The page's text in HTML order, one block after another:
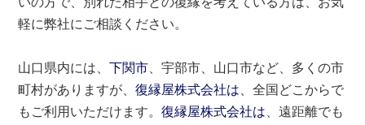
軽に弊社にご相談ください。
山口県内には、下関市 、宇部市、山口市など、多くの市
町村がありますが、復縁屋株式会社は 、全国どこからで
もご利用いただけます。復縁屋株式会社は 、遠距離でも